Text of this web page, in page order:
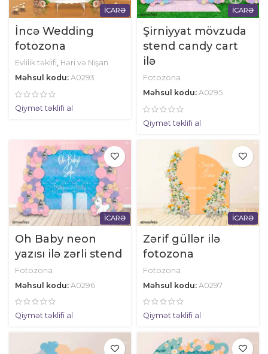
İCARƏ
İncə Wedding
fotozona
Evlilik təklifi, Həri və Nişan
Məhsul kodu: A0293
Qiymət təklifi al
İCARƏ
Şirniyyat mövzuda
stend candy cart
ilə
Fotozona
Məhsul kodu: A0295
Qiymət təklifi al
İCARƏ
Oh Baby neon
yazısı ilə zərli stend
Fotozona
Məhsul kodu: A0296
Qiymət təklifi al
İCARƏ
Zərif güllər ilə
fotozona
Fotozona
Məhsul kodu: A0297
Qiymət təklifi al